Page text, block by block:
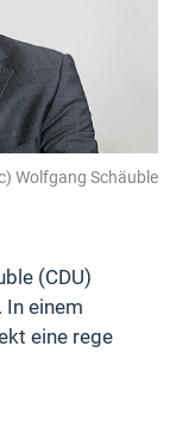
Wolfgang Schäuble
(CDU)
einem
eine rege